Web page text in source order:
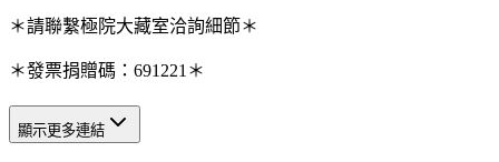
＊請聯繫極院大藏室洽詢細節＊
＊發票捐贈碼：691221＊
顯示更多連結